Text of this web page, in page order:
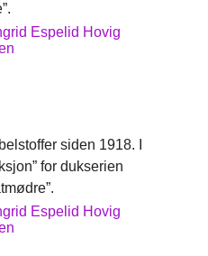
Espelid Hovig
siden 1918. I
for dukserien
Espelid Hovig